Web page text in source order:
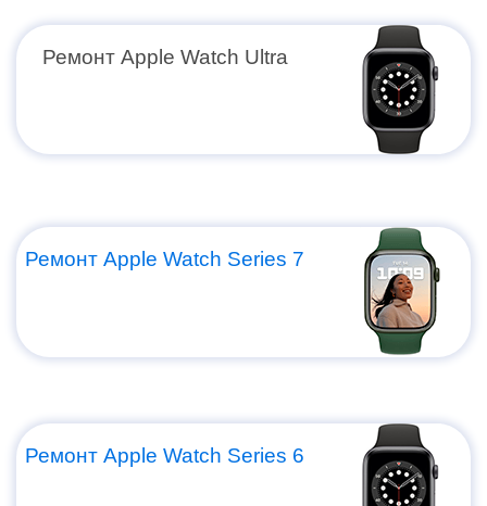
Ремонт Apple Watch Ultra
Ремонт Apple Watch Series 7
Ремонт Apple Watch Series 6